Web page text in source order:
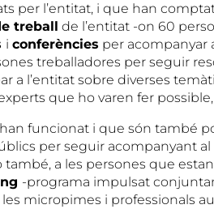
per l’entitat, i que han
treball de l’entitat -on 60
i conferències per acompanyar
treballadores per seguir
a l’entitat sobre diverses
que ho varen fer
funcionat i que són també
per seguir acompanyant
a les persones que
-programa impulsat
micropimes i professionals